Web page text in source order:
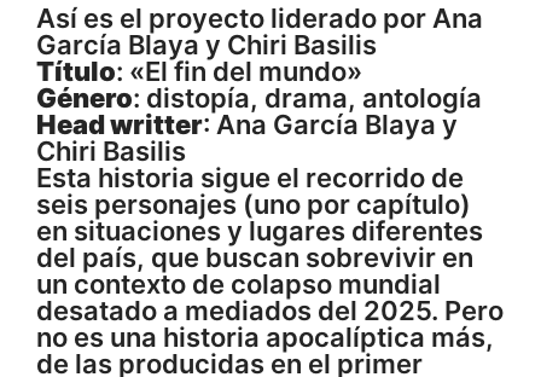
Así es el proyecto liderado por Ana
García Blaya y Chiri Basilis
Título: «El fin del mundo»
Género: distopía, drama, antología
Head writter: Ana García Blaya y
Chiri Basilis
Esta historia sigue el recorrido de
seis personajes (uno por capítulo)
en situaciones y lugares diferentes
del país, que buscan sobrevivir en
un contexto de colapso mundial
desatado a mediados del 2025. Pero
no es una historia apocalíptica más,
de las producidas en el primer